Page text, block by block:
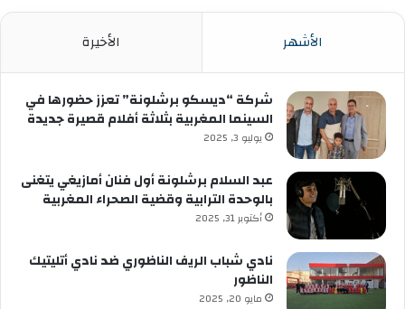
الأشهر الأخيرة
شركة “ديسكو برشلونة” تعزز حضورها في
السينما المغربية بثلاثة أفلام قصيرة جديدة
يوليو 3, 2025
عبد السلام برشلونة أول فنان أمازيغي يتغنى
بالوحدة الترابية وقضية الصحراء المغربية
أكتوبر 31, 2025
نادي شباب الريف الناظوري ضد نادي أتليتيك
الناظور
مايو 20, 2025